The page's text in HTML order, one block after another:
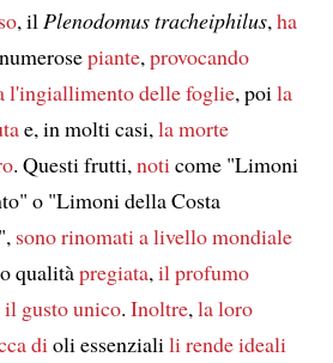
, il Plenodomus tracheiphilus, ha
piante, provocando
l'ingiallimento delle foglie, poi la
e, in molti casi, la morte
. Questi frutti, noti come "Limoni
o "Limoni della Costa
sono rinomati a livello mondiale
qualitàpregiata, il profumo
il gusto unico. Inoltre, la loro
di oli essenziali li rende ideali